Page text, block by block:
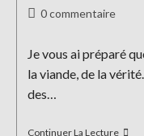
de
Commentaires
publication :
0 commentaire
Je vous ai préparé
la viande, de la
des…
Continuer La Lecture